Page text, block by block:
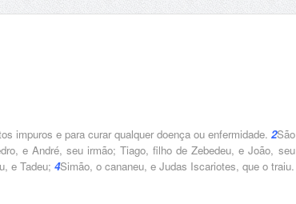
impuros e para curar qualquer doença ou enfermidade. 2São
e André, seu irmão; Tiago, filho de Zebedeu, e João, seu
e Tadeu; 4Simão, o cananeu, e Judas Iscariotes, que o traiu.